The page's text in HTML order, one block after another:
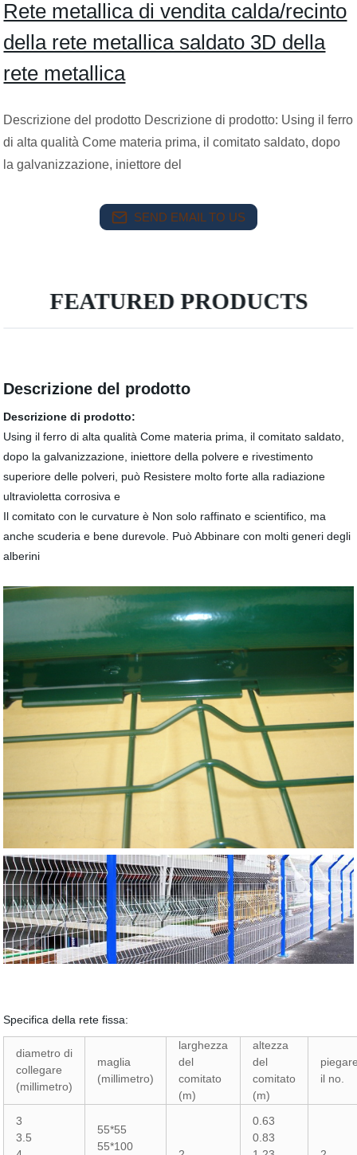
Rete metallica di vendita calda/recinto
della rete metallica saldato 3D della
rete metallica
Descrizione del prodotto Descrizione di prodotto: Using il ferro
di alta qualità Come materia prima, il comitato saldato, dopo
la galvanizzazione, iniettore del
SEND EMAIL TO US
FEATURED PRODUCTS
Descrizione del prodotto
Descrizione di prodotto:
Using il ferro di alta qualità Come materia prima, il comitato saldato,
dopo la galvanizzazione, iniettore della polvere e rivestimento
superiore delle polveri, può Resistere molto forte alla radiazione
ultravioletta corrosiva e
Il comitato con le curvature è Non solo raffinato e scientifico, ma
anche scuderia e bene durevole. Può Abbinare con molti generi degli
alberini
Specifica della rete fissa:
diametro di
collegare
(millimetro)
maglia
(millimetro)
larghezza
del
comitato
(m)
altezza
del
comitato
(m)
il no.
3
3.5
55*55
55*100
0.63
0.83